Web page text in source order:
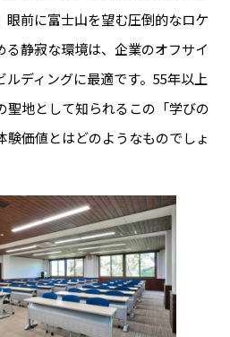
眼前に富士山を望む圧倒的なロケ
る静寂な環境は、企業のオフサイ
ルディングに最適です。55年以上
聖地として知られるこの「学びの
験価値とはどのようなものでしょ